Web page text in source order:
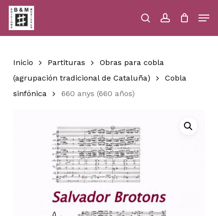
Skip
main
content
searchaccount
Close
Inicio Partituras
Obras para cobla
(agrupación tradicional de Cataluña)
Cobla
sinfónica
660 anys (660 años)
Menu